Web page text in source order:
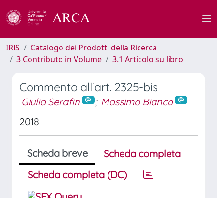
IRIS
Catalogo dei Prodotti della Ricerca
3 Contributo in Volume
3.1 Articolo su libro
Commento all'art. 2325-bis
Giulia Serafin ; Massimo Bianca
2018
Scheda breve
Scheda completa
Scheda completa (DC)